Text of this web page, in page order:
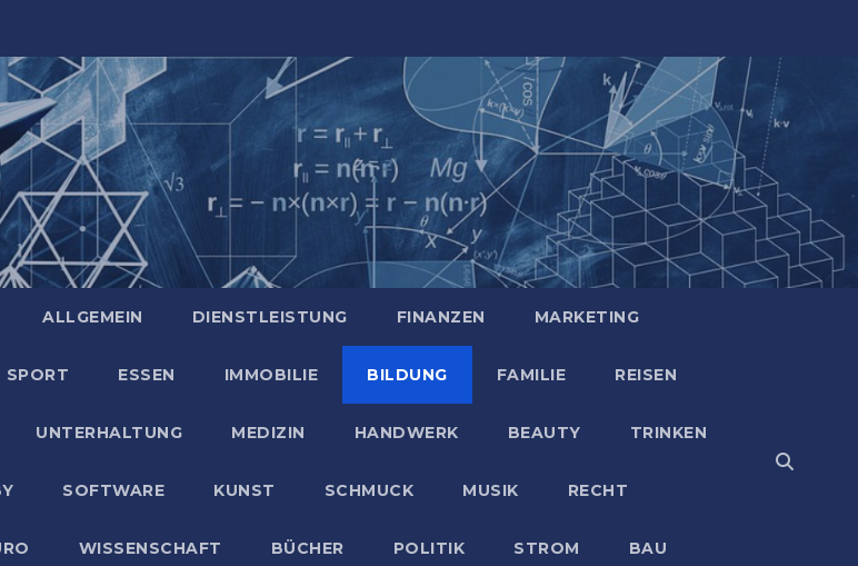
ALLGEMEIN DIENSTLEISTUNG FINANZEN MARKETING
SPORT ESSEN IMMOBILIE BILDUNG FAMILIE REISEN
UNTERHALTUNG MEDIZIN HANDWERK BEAUTY TRINKEN
SOFTWARE KUNST SCHMUCK MUSIK RECHT
WISSENSCHAFT BÜCHER POLITIK STROM BAU